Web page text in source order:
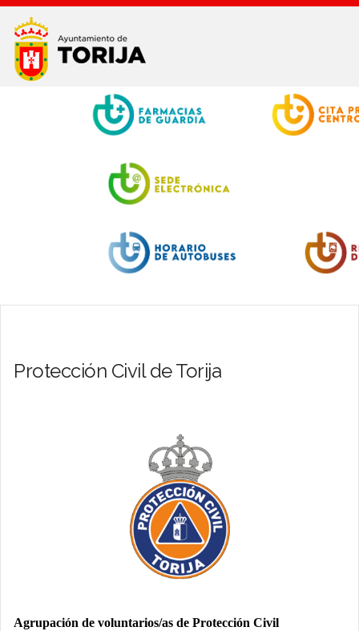
Youtube
Protección Civil de Torija
Agrupación de voluntarios/as de Protección Civil